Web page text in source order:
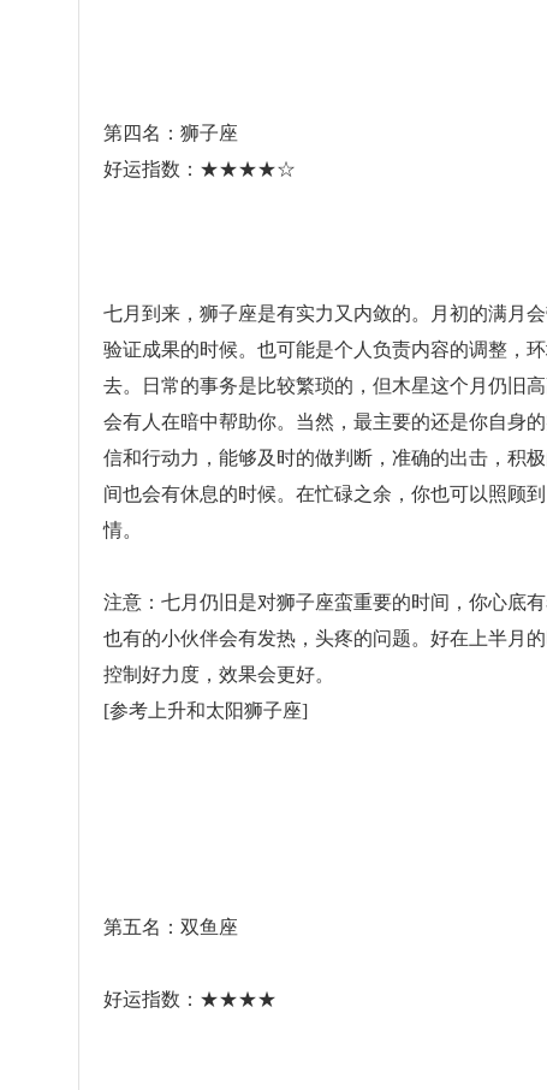
第四名：狮子座
好运指数：★★★★☆
七月到来，狮子座是有实力又内敛的。月初的满月
验证成果的时候。也可能是个人负责内容的调整，
去。日常的事务是比较繁琐的，但木星这个月仍旧
会有人在暗中帮助你。当然，最主要的还是你自身
信和行动力，能够及时的做判断，准确的出击，积
间也会有休息的时候。在忙碌之余，你也可以照顾
情。
注意：七月仍旧是对狮子座蛮重要的时间，你心底
也有的小伙伴会有发热，头疼的问题。好在上半月
控制好力度，效果会更好。
[参考上升和太阳狮子座]
第五名：双鱼座
好运指数：★★★★